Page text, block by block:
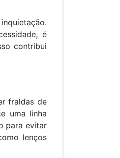
é
contribui
fraldas de
uma linha
para evitar
lenços